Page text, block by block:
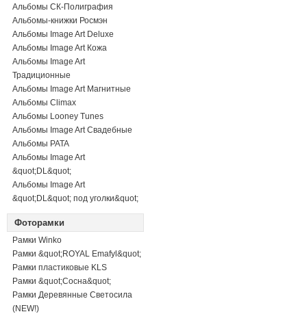
Альбомы СК-Полиграфия
Альбомы-книжки Росмэн
Альбомы Image Art Deluxe
Альбомы Image Art Кожа
Альбомы Image Art
Традиционные
Альбомы Image Art Магнитные
Альбомы Climax
Альбомы Looney Tunes
Альбомы Image Art Свадебные
Альбомы PATA
Альбомы Image Art
&quot;DL&quot;
Альбомы Image Art
&quot;DL&quot; под уголки&quot;
Фоторамки
Рамки Winko
Рамки &quot;ROYAL Emafyl&quot;
Рамки пластиковые KLS
Рамки &quot;Сосна&quot;
Рамки Деревянные Светосила
(NEW!)